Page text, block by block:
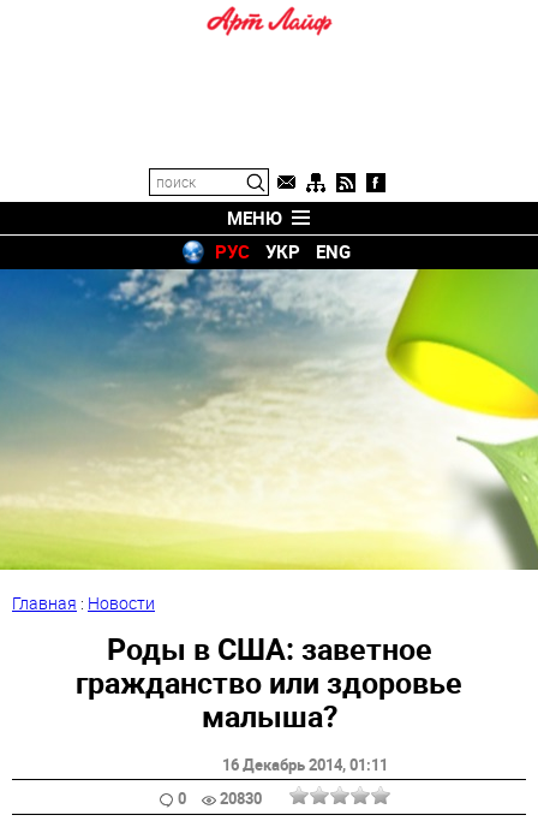
МЕНЮ
РУС
УКР ENG
Главная : Новости
Роды в США: заветное
гражданство или здоровье
малыша?
16 Декабрь 2014, 01:11
0
20830